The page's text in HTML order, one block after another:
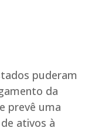
puderam
da
prevê uma
ativos à